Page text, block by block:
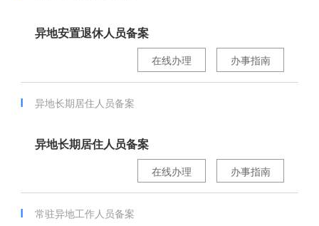
异地安置退休人员备案
办事指南
在线办理
异地长期居住人员备案
异地长期居住人员备案
办事指南
在线办理
常驻异地工作人员备案